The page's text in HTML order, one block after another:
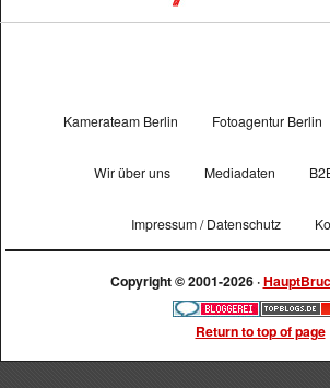
Kamerateam Berlin Fotoagentur Berlin
Wir über uns Mediadaten
Impressum / Datenschutz
Copyright © 2001-2026 ·
Return to top of page